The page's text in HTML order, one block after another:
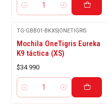
Cantidad
TG-GBB01-BKXS|ONETIGRIS
Mochila OneTigris Eureka
K9 táctica (XS)
$34.990
Cantidad